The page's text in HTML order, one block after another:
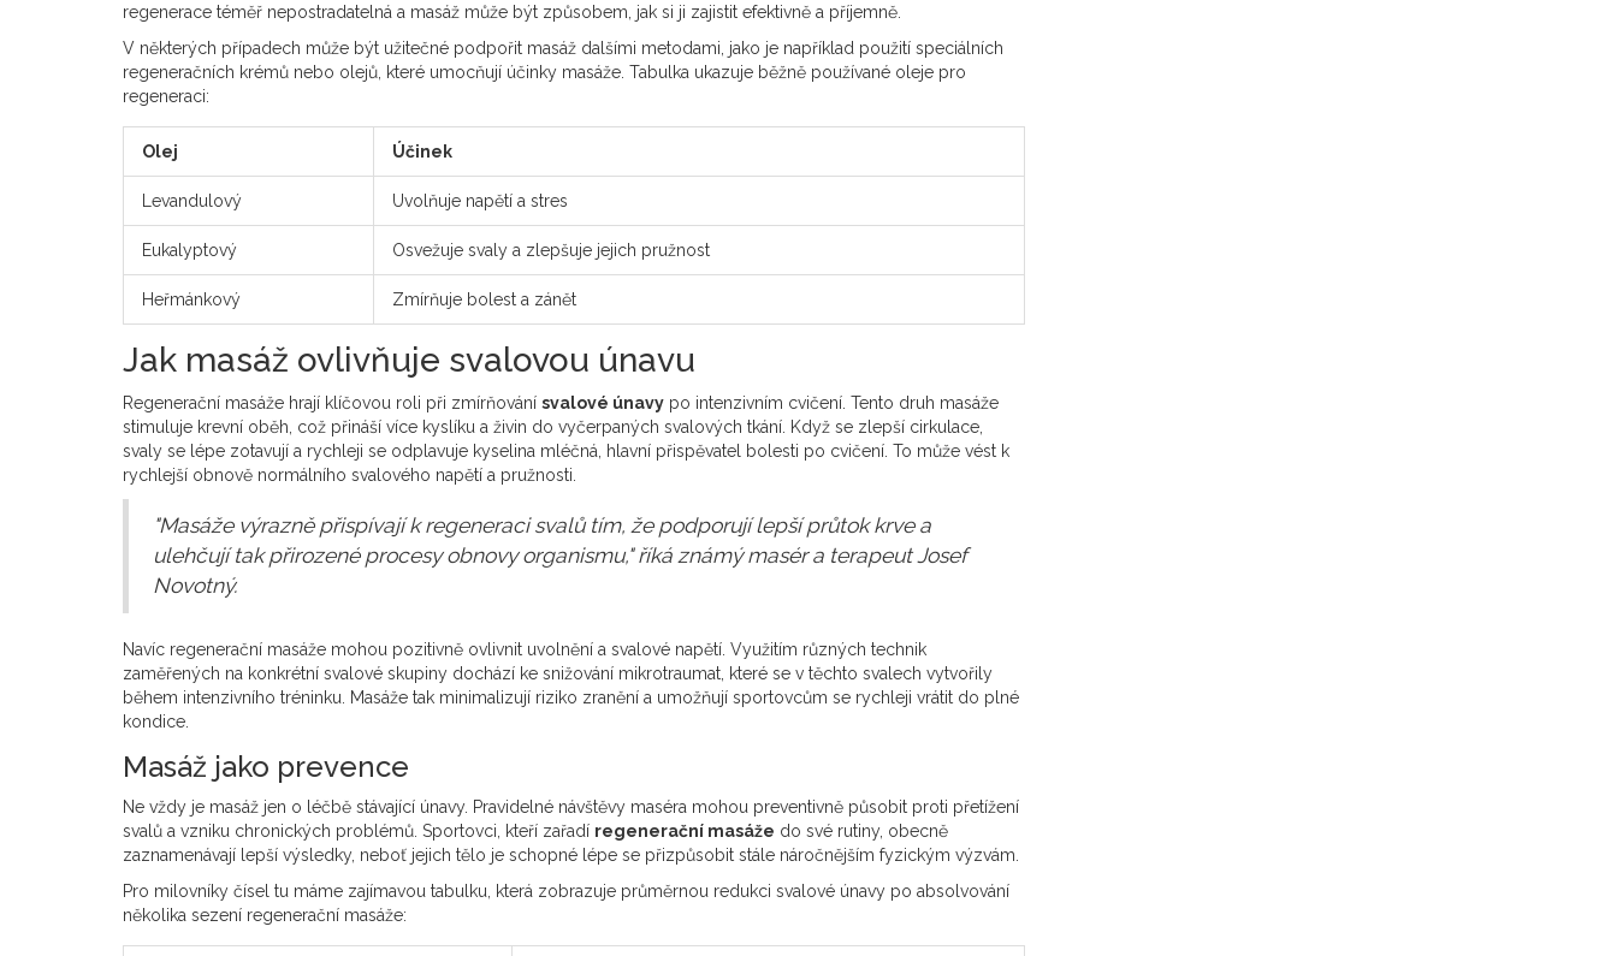
regenerace téměř nepostradatelná a masáž může být způsobem, jak si ji zajistit efektivně a příjemně.
V některých případech může být užitečné podpořit masáž dalšími metodami, jako je například použití speciálních
regeneračních krémů nebo olejů, které umocňují účinky masáže. Tabulka ukazuje běžně používané oleje pro
regeneraci:
Olej Účinek
Levandulový Uvolňuje napětí a stres
Eukalyptový Osvežuje svaly a zlepšuje jejich pružnost
Heřmánkový Zmírňuje bolest a zánět
Jak masáž ovlivňuje svalovou únavu
Regenerační masáže hrají klíčovou roli při zmírňování svalové únavy po intenzivním cvičení. Tento druh masáže
stimuluje krevní oběh, což přináší více kyslíku a živin do vyčerpaných svalových tkání. Když se zlepší cirkulace,
svaly se lépe zotavují a rychleji se odplavuje kyselina mléčná, hlavní přispěvatel bolesti po cvičení. To může vést k
rychlejší obnově normálního svalového napětí a pružnosti.
"Masáže výrazně přispívají k regeneraci svalů tím, že podporují lepší průtok krve a
ulehčují tak přirozené procesy obnovy organismu," říká známý masér a terapeut Josef
Novotný.
Navíc regenerační masáže mohou pozitivně ovlivnit uvolnění a svalové napětí. Využitím různých technik
zaměřených na konkrétní svalové skupiny dochází ke snižování mikrotraumat, které se v těchto svalech vytvořily
během intenzivního tréninku. Masáže tak minimalizují riziko zranění a umožňují sportovcům se rychleji vrátit do plné
kondice.
Masáž jako prevence
Ne vždy je masáž jen o léčbě stávající únavy. Pravidelné návštěvy maséra mohou preventivně působit proti přetížení
svalů a vzniku chronických problémů. Sportovci, kteří zařadí regenerační masáže do své rutiny, obecně
zaznamenávají lepší výsledky, neboť jejich tělo je schopné lépe se přizpůsobit stále náročnějším fyzickým výzvám.
Pro milovníky čísel tu máme zajímavou tabulku, která zobrazuje průměrnou redukci svalové únavy po absolvování
několika sezení regenerační masáže: